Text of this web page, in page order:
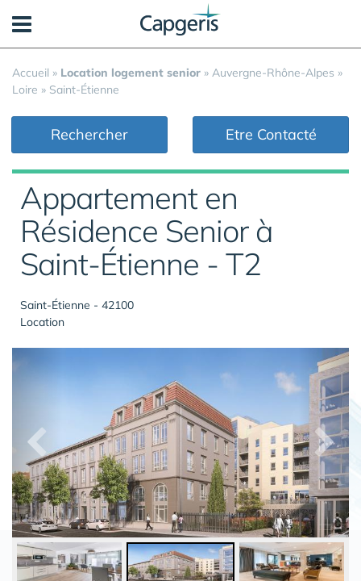
Accueil » Location logement senior » Auvergne-Rhône-Alpes »
Loire » Saint-Étienne
Rechercher Etre Contacté
Appartement en
Résidence Senior à
Saint-Étienne - T2
Saint-Étienne - 42100
Location